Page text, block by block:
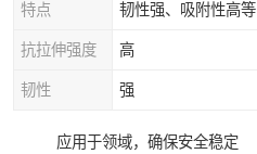
特点 韧性强、吸附性高等
抗拉伸强度 高
韧性 强
应用于领域，确保安全稳定